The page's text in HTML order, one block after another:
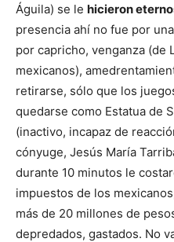
Águila) se le hicieron
presencia ahí no fue por
por capricho, venganza (de
mexicanos),
retirarse, sólo que los
quedarse como Estatua de
(inactivo, incapaz de
cónyuge, Jesús María
durante 10 minutos le
impuestos de los
más de 20 millones de
depredados, gastados. No